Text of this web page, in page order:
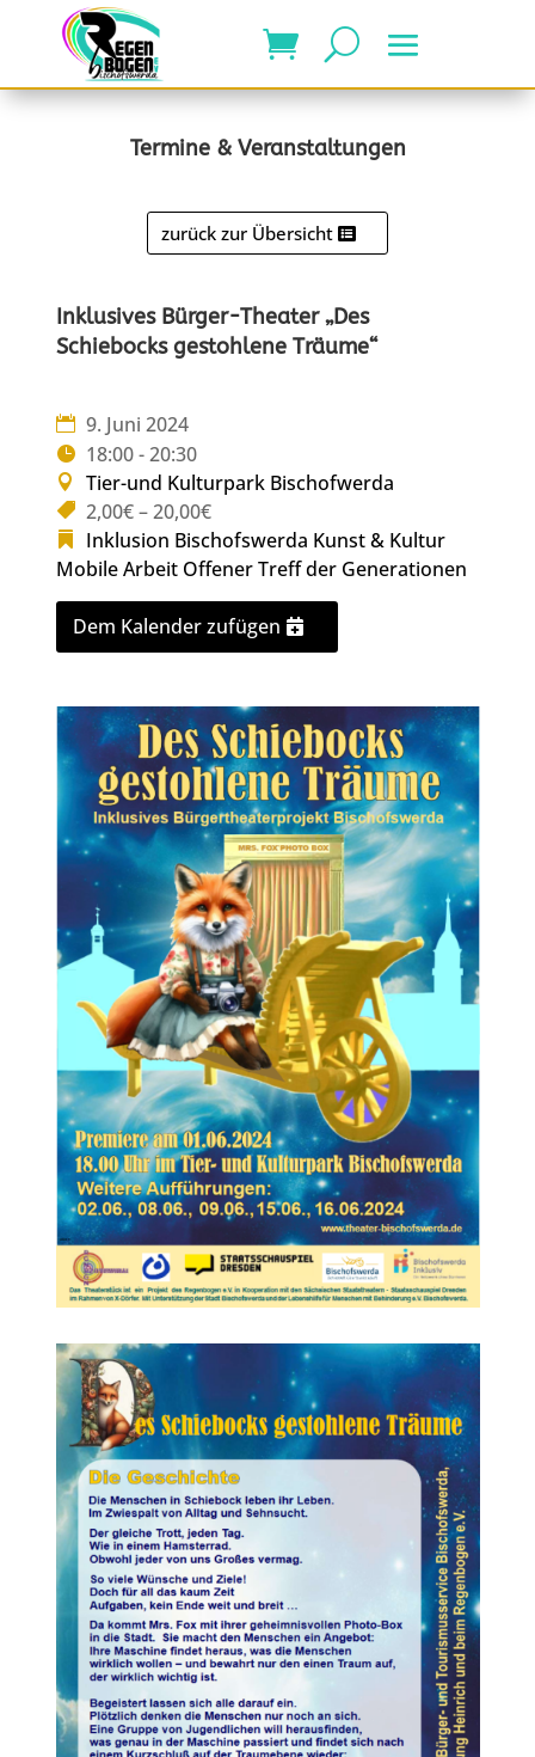
Termine & Veranstaltungen
zurück zur Übersicht
Inklusives Bürger-Theater „Des
Schiebocks gestohlene Träume“
9. Juni 2024
18:00 - 20:30
Tier-und Kulturpark Bischofwerda
2,00€ – 20,00€
Inklusion Bischofswerda Kunst & Kultur
Mobile Arbeit Offener Treff der Generationen
Dem Kalender zufügen